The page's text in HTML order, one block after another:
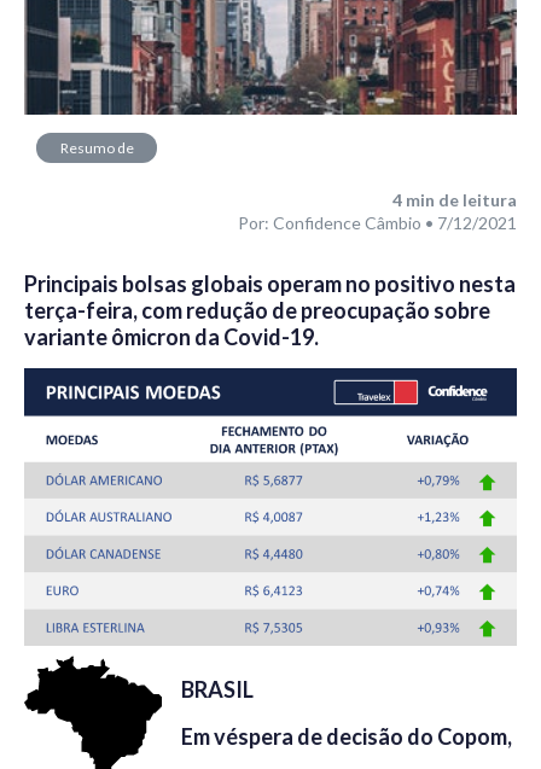
Resumo de
4 min de leitura
Por: Confidence Câmbio • 7/12/2021
Principais bolsas globais operam no positivo nesta
terça-feira, com redução de preocupação sobre
variante ômicron da Covid-19.
BRASIL
Em véspera de decisão do Copom,